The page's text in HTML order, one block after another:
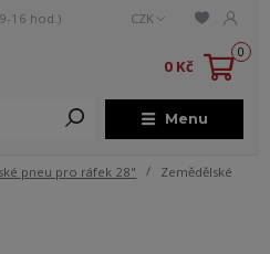
Menu
CZK
16 hod.)
0
0 Kč
pneu pro ráfek 28"
Zemědělské